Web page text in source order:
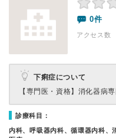
0件
アクセス数
下痢症について
【専門医・資格】 消化器病専
診療科目：
内科、呼吸器内科、循環器内科、